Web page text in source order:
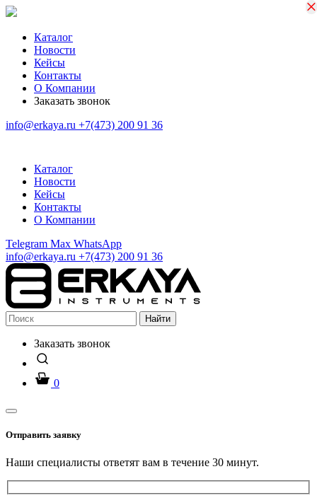
Каталог
Новости
Кейсы
Контакты
О Компании
Заказать звонок
info@erkaya.ru +7(473) 200 91 36
Каталог
Новости
Кейсы
Контакты
О Компании
Telegram Max WhatsApp
info@erkaya.ru +7(473) 200 91 36
Найти
Заказать звонок
0
Отправить заявку
Наши специалисты ответят вам в течение 30 минут.
×
×